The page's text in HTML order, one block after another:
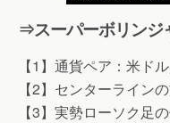
⇒スーパーボリンジ
【1】通貨ペア：米ド
【2】センターライン
【3】実勢ローソク足